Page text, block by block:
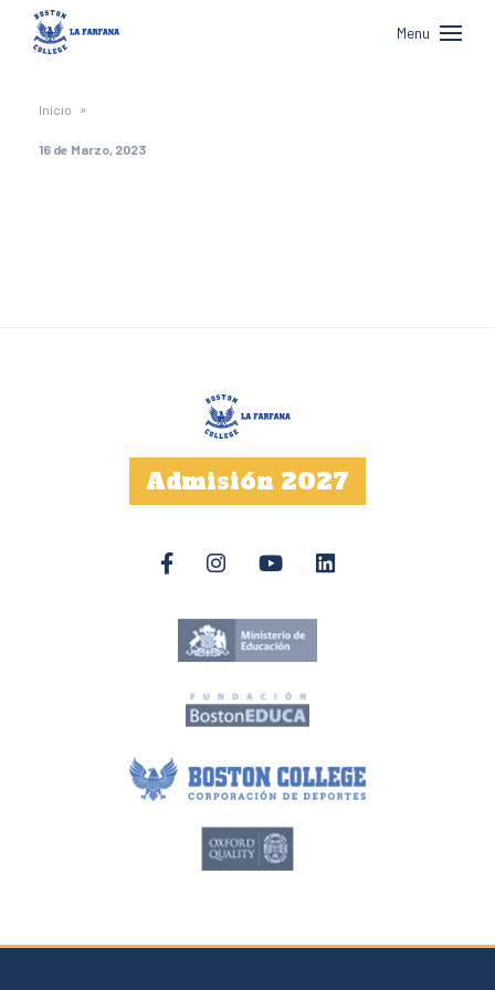
Boston
College
La
Farfana
Menu
Inicio »
16 de Marzo, 2023
Admisión 2027